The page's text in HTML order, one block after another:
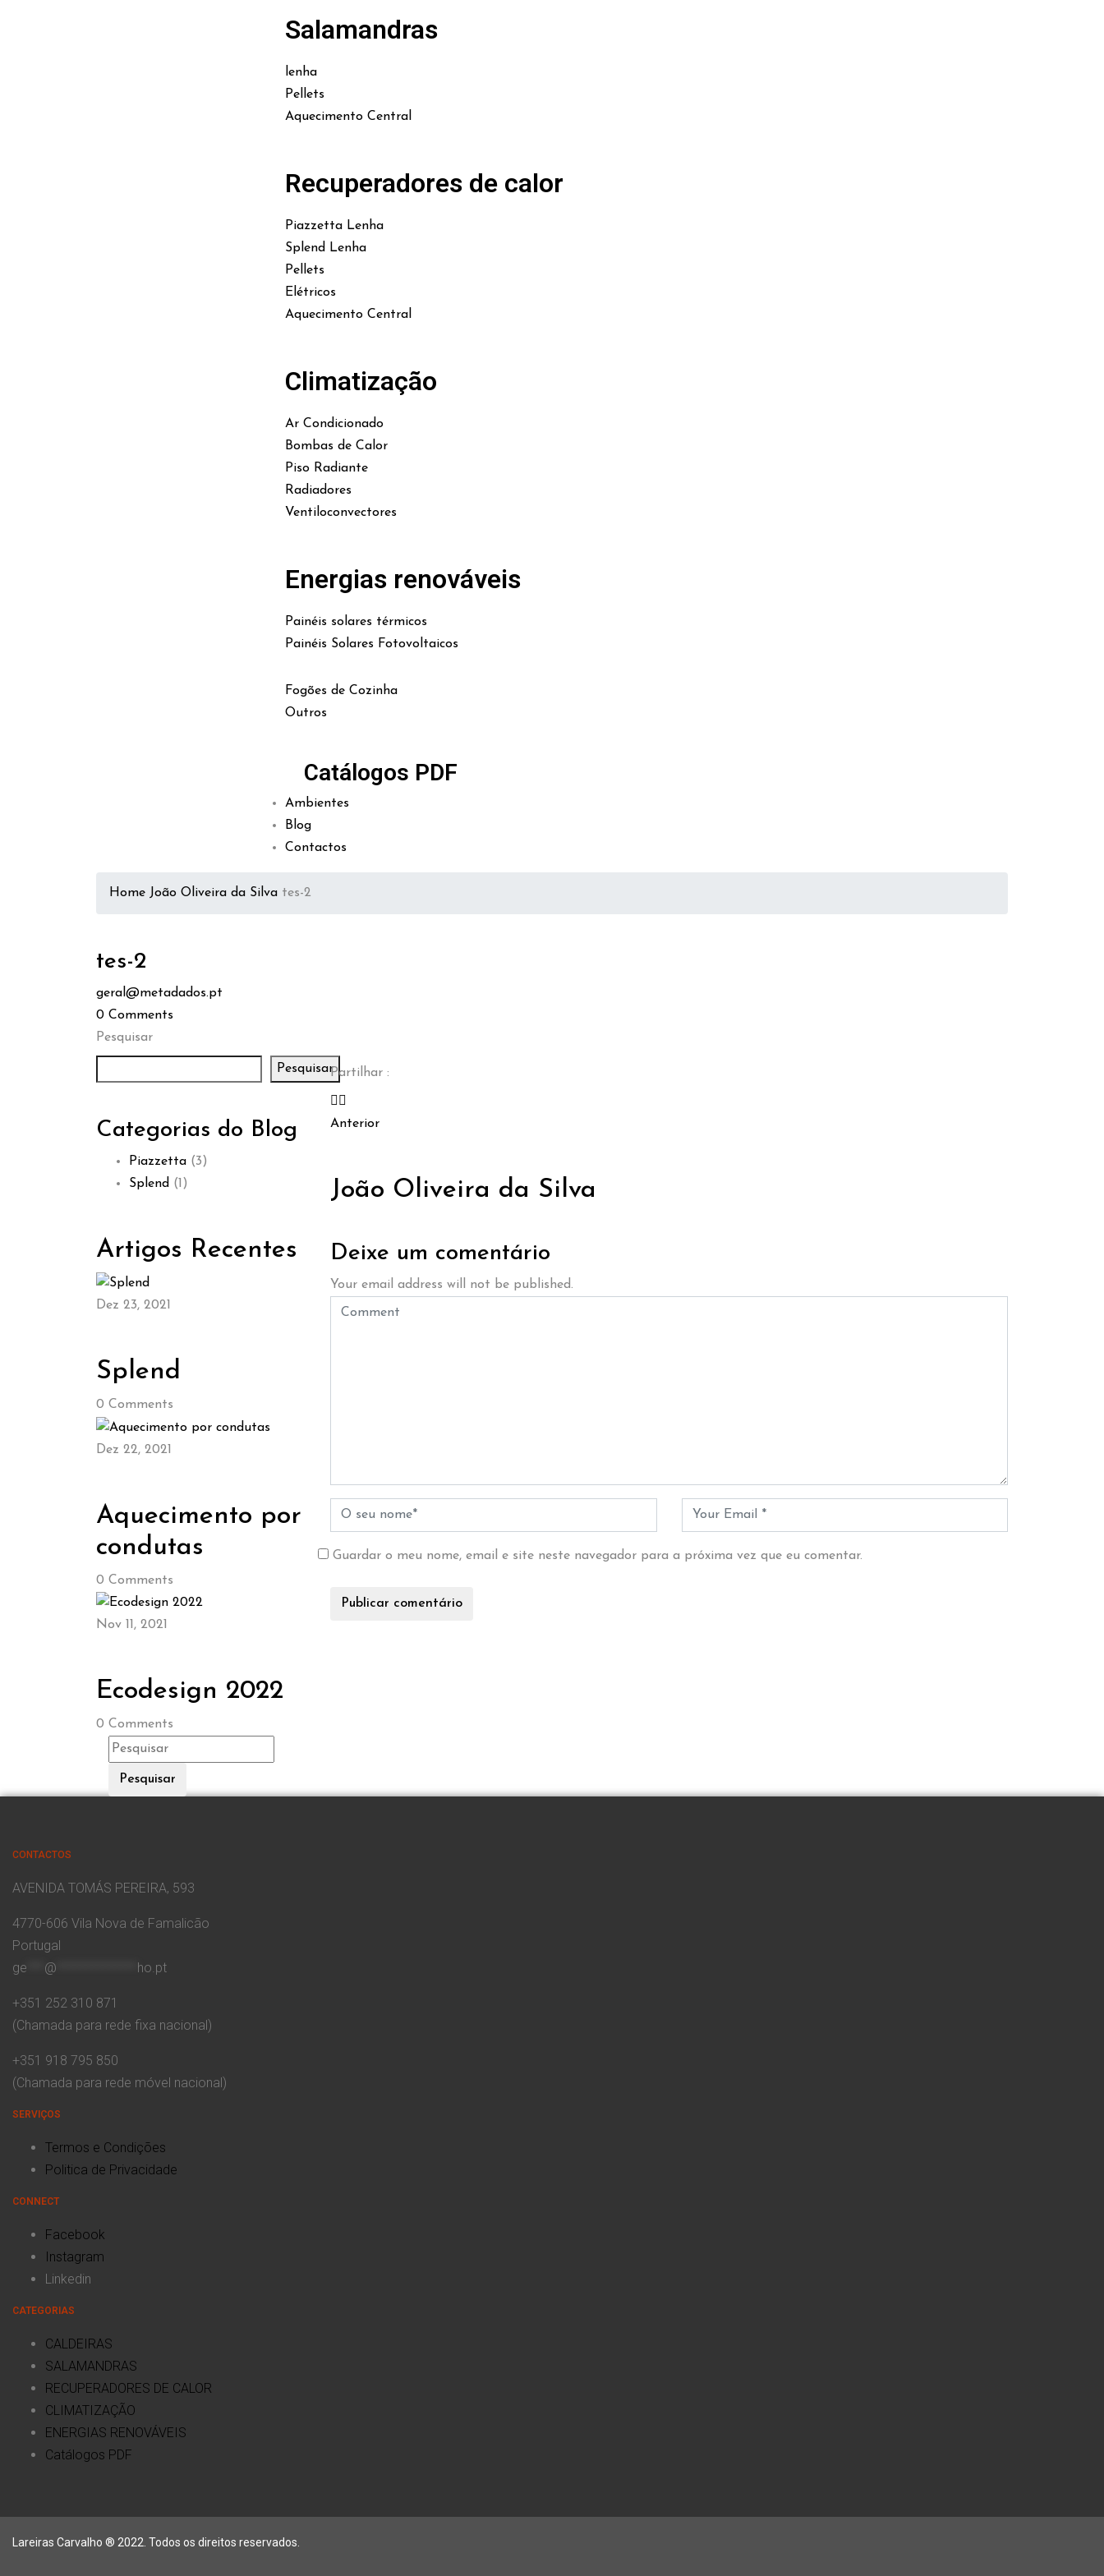
Salamandras
lenha
Pellets
Aquecimento Central
Recuperadores de calor
Piazzetta Lenha
Splend Lenha
Pellets
Elétricos
Aquecimento Central
Climatização
Ar Condicionado
Bombas de Calor
Piso Radiante
Radiadores
Ventiloconvectores
Energias renováveis
Painéis solares térmicos
Painéis Solares Fotovoltaicos
Fogões de Cozinha
Outros
Catálogos PDF
Ambientes
Blog
Contactos
Home João Oliveira da Silva tes-2
tes-2
geral@metadados.pt
0 Comments
Pesquisar
Pesquisar
Categorias do Blog
Piazzetta (3)
Splend (1)
Artigos Recentes
Dez 23, 2021
Splend
0 Comments
Dez 22, 2021
Aquecimento por
condutas
0 Comments
Nov 11, 2021
Ecodesign 2022
0 Comments
Pesquisar
Partilhar :
Anterior
João Oliveira da Silva
Deixe um comentário
Your email address will not be published.
Guardar o meu nome, email e site neste navegador para a próxima vez que eu comentar.
CONTACTOS
AVENIDA TOMÁS PEREIRA, 593
4770-606 Vila Nova de Famalicão
Portugal
ge
@ ho.pt
+351 252 310 871
(Chamada para rede fixa nacional)
+351 918 795 850
(Chamada para rede móvel nacional)
SERVIÇOS
Termos e Condições
Politica de Privacidade
CONNECT
Facebook
Instagram
Linkedin
CATEGORIAS
CALDEIRAS
SALAMANDRAS
RECUPERADORES DE CALOR
CLIMATIZAÇÃO
ENERGIAS RENOVÁVEIS
Catálogos PDF
Lareiras Carvalho ® 2022. Todos os direitos reservados.